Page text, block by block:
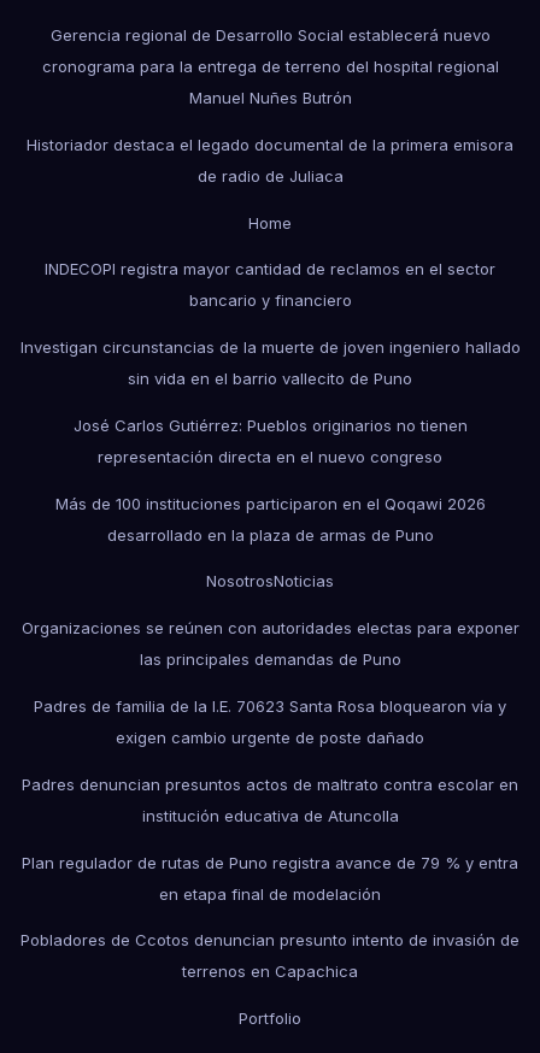
Gerencia regional de Desarrollo Social establecerá nuevo
cronograma para la entrega de terreno del hospital regional
Manuel Nuñes Butrón
Historiador destaca el legado documental de la primera emisora
de radio de Juliaca
Home
INDECOPI registra mayor cantidad de reclamos en el sector
bancario y financiero
Investigan circunstancias de la muerte de joven ingeniero hallado
sin vida en el barrio vallecito de Puno
José Carlos Gutiérrez: Pueblos originarios no tienen
representación directa en el nuevo congreso
Más de 100 instituciones participaron en el Qoqawi 2026
desarrollado en la plaza de armas de Puno
NosotrosNoticias
Organizaciones se reúnen con autoridades electas para exponer
las principales demandas de Puno
Padres de familia de la I.E. 70623 Santa Rosa bloquearon vía y
exigen cambio urgente de poste dañado
Padres denuncian presuntos actos de maltrato contra escolar en
institución educativa de Atuncolla
Plan regulador de rutas de Puno registra avance de 79 % y entra
en etapa final de modelación
Pobladores de Ccotos denuncian presunto intento de invasión de
terrenos en Capachica
Portfolio